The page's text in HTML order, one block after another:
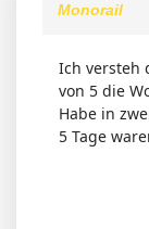
Monorail
Ich versteh
von 5 die
Habe in
5 Tage